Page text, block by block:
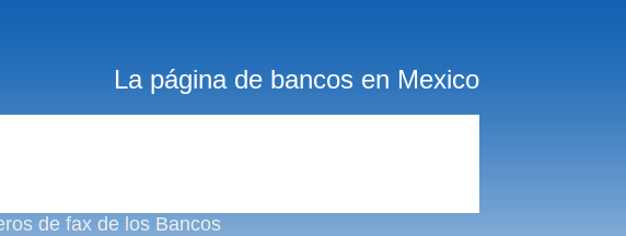
La página de bancos en Mexico
de fax de los Bancos